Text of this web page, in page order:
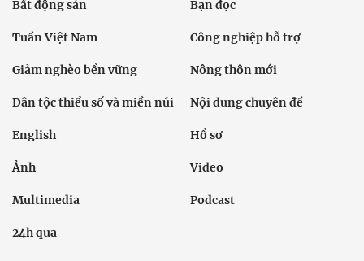
Bất động sản Bạn đọc
Tuần Việt Nam Công nghiệp hỗ trợ
Giảm nghèo bền vững Nông thôn mới
Dân tộc thiểu số và miền núi Nội dung chuyên đề
English Hồ sơ
Ảnh Video
Multimedia Podcast
24h qua